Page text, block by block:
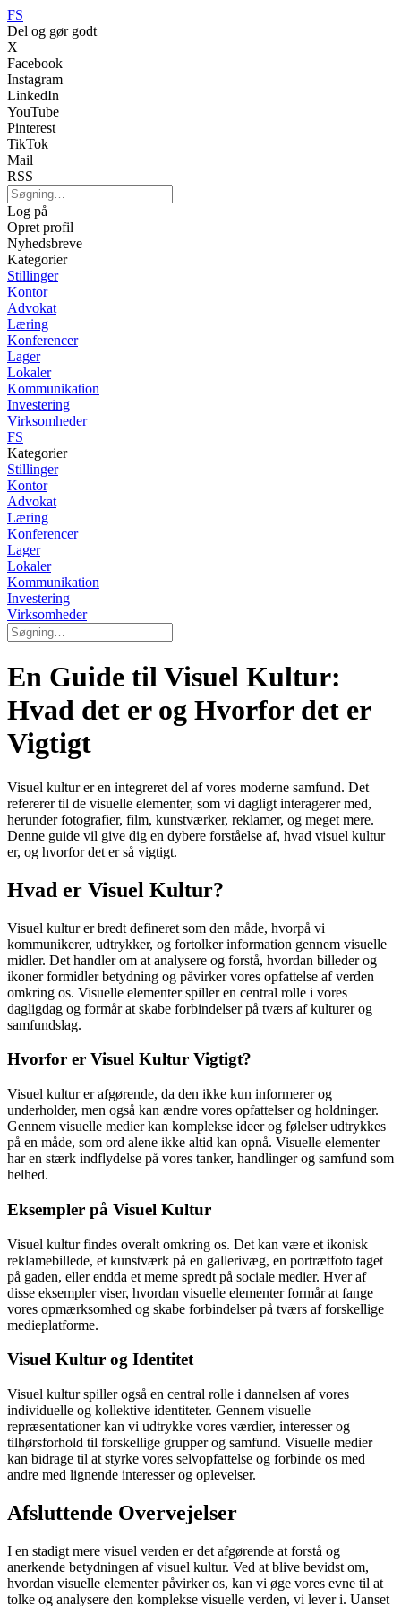
FS
Del og gør godt
X
Facebook
Instagram
LinkedIn
YouTube
Pinterest
TikTok
Mail
RSS
Log på
Opret profil
Nyhedsbreve
Kategorier
Stillinger
Kontor
Advokat
Læring
Konferencer
Lager
Lokaler
Kommunikation
Investering
Virksomheder
FS
Kategorier
Stillinger
Kontor
Advokat
Læring
Konferencer
Lager
Lokaler
Kommunikation
Investering
Virksomheder
En Guide til Visuel Kultur:
Hvad det er og Hvorfor det er
Vigtigt
Visuel kultur er en integreret del af vores moderne samfund. Det
refererer til de visuelle elementer, som vi dagligt interagerer med,
herunder fotografier, film, kunstværker, reklamer, og meget mere.
Denne guide vil give dig en dybere forståelse af, hvad visuel kultur
er, og hvorfor det er så vigtigt.
Hvad er Visuel Kultur?
Visuel kultur er bredt defineret som den måde, hvorpå vi
kommunikerer, udtrykker, og fortolker information gennem visuelle
midler. Det handler om at analysere og forstå, hvordan billeder og
ikoner formidler betydning og påvirker vores opfattelse af verden
omkring os. Visuelle elementer spiller en central rolle i vores
dagligdag og formår at skabe forbindelser på tværs af kulturer og
samfundslag.
Hvorfor er Visuel Kultur Vigtigt?
Visuel kultur er afgørende, da den ikke kun informerer og
underholder, men også kan ændre vores opfattelser og holdninger.
Gennem visuelle medier kan komplekse ideer og følelser udtrykkes
på en måde, som ord alene ikke altid kan opnå. Visuelle elementer
har en stærk indflydelse på vores tanker, handlinger og samfund som
helhed.
Eksempler på Visuel Kultur
Visuel kultur findes overalt omkring os. Det kan være et ikonisk
reklamebillede, et kunstværk på en gallerivæg, en portrætfoto taget
på gaden, eller endda et meme spredt på sociale medier. Hver af
disse eksempler viser, hvordan visuelle elementer formår at fange
vores opmærksomhed og skabe forbindelser på tværs af forskellige
medieplatforme.
Visuel Kultur og Identitet
Visuel kultur spiller også en central rolle i dannelsen af vores
individuelle og kollektive identiteter. Gennem visuelle
repræsentationer kan vi udtrykke vores værdier, interesser og
tilhørsforhold til forskellige grupper og samfund. Visuelle medier
kan bidrage til at styrke vores selvopfattelse og forbinde os med
andre med lignende interesser og oplevelser.
Afsluttende Overvejelser
I en stadigt mere visuel verden er det afgørende at forstå og
anerkende betydningen af visuel kultur. Ved at blive bevidst om,
hvordan visuelle elementer påvirker os, kan vi øge vores evne til at
tolke og analysere den komplekse visuelle verden, vi lever i. Uanset